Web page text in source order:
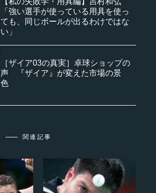
「強い選手が使っている用具を使っ
ても、同じボールが出るわけではな
い」
［ザイア03の真実］卓球ショップの
声 『ザイア』が変えた市場の景
色
関連記事